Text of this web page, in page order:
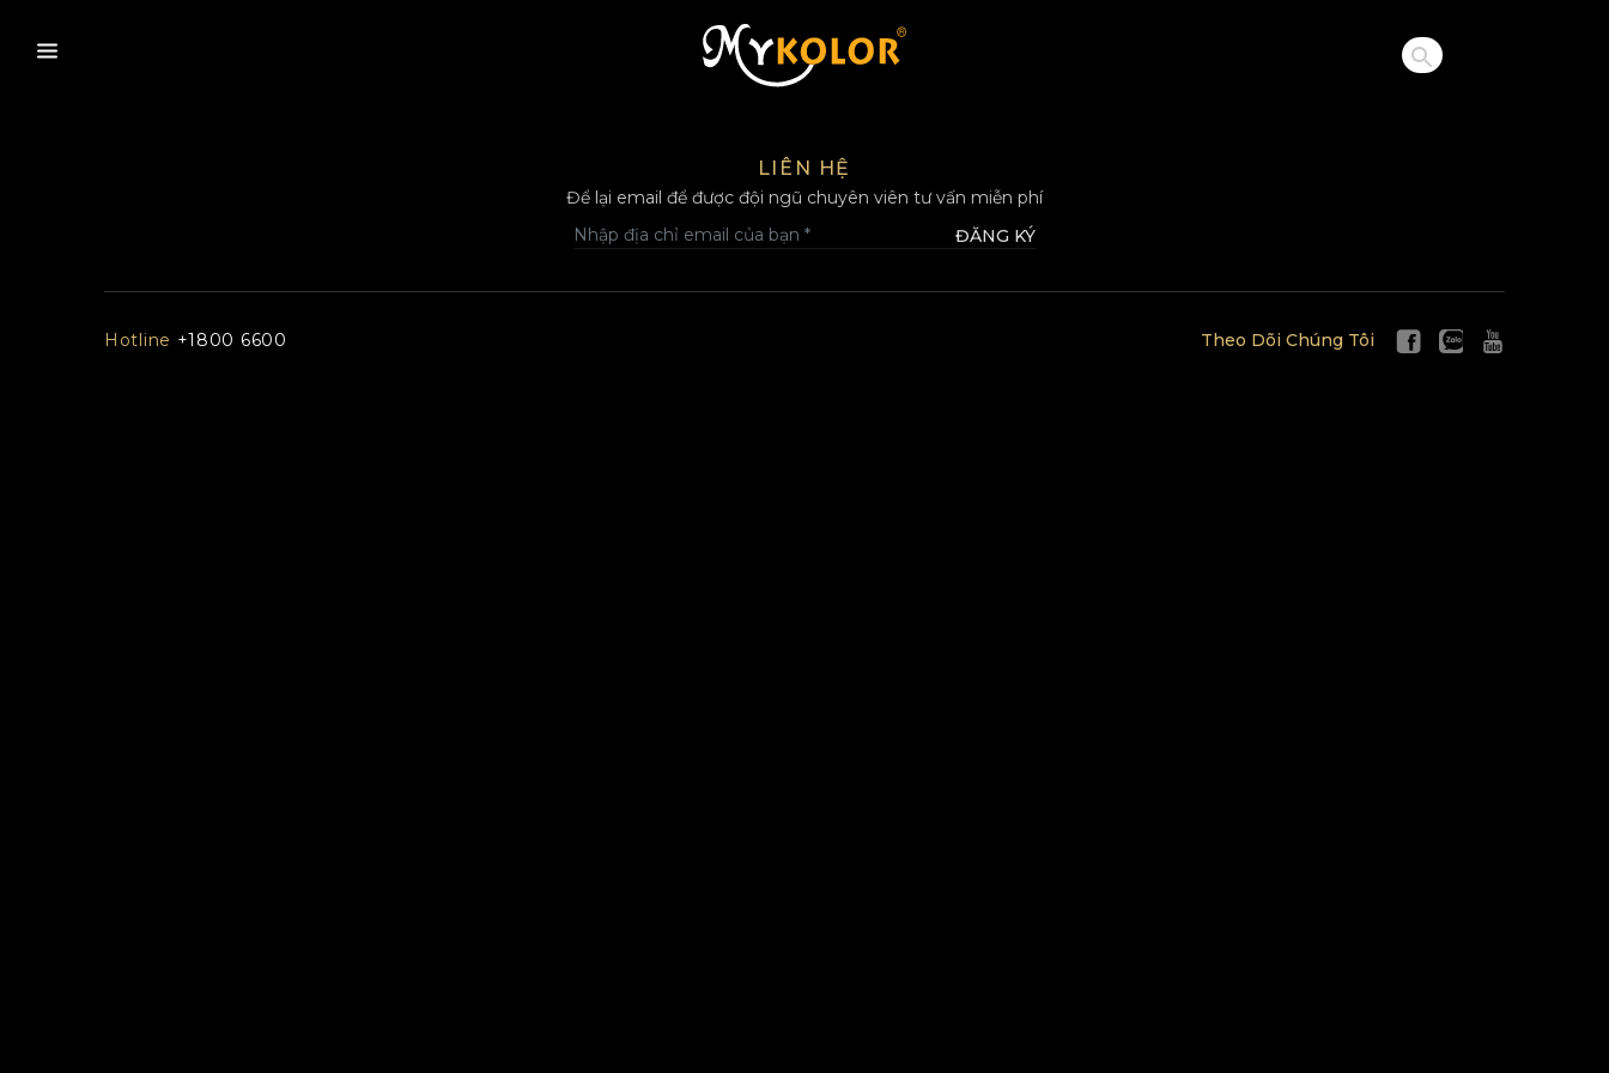
MYKOLOR
LIÊN HỆ
Để lại email để được đội ngũ chuyên viên tư vấn miễn phí
ĐĂNG KÝ
Hotline +1800 6600 Theo Dõi Chúng Tôi